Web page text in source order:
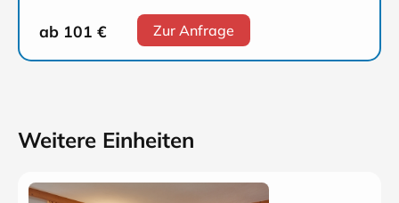
ab 101 € Zur Anfrage
Weitere Einheiten